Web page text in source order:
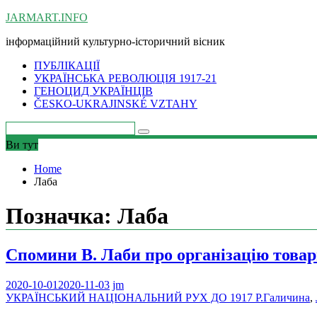
Skip
content
JARMART.INFO
інформаційний культурно-історичний вісник
ПУБЛІКАЦІЇ
УКРАЇНСЬКА РЕВОЛЮЦІЯ 1917-21
ГЕНОЦИД УКРАЇНЦІВ
ČESKO-UKRAJINSKÉ VZTAHY
Ви тут
Home
Лаба
Позначка: Лаба
Спомини В. Лаби про організацію
2020-10-01 2020-11-03 jm
УКРАЇНСЬКИЙ НАЦІОНАЛЬНИЙ РУХ ДО 1917 Р.Галичина,